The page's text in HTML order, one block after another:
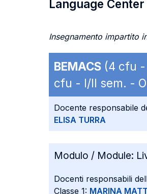
Language Center
Insegnamento impartito
BEMACS (4 cfu -
cfu - I/II sem. -
Docente responsabile
ELISA TURRA
Modulo / Module:
Docenti responsabili
Classe 1: MARINA